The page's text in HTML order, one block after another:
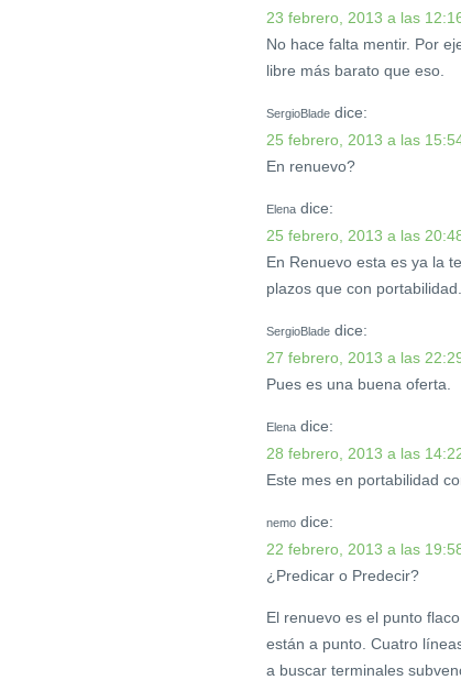
23 febrero, 2013 a las
No hace falta mentir. Por
libre más barato que eso.
SergioBlade dice:
25 febrero, 2013 a las
En renuevo?
Elena dice:
25 febrero, 2013 a las
En Renuevo esta es ya la
plazos que con portabilidad.
SergioBlade dice:
27 febrero, 2013 a las
Pues es una buena oferta.
Elena dice:
28 febrero, 2013 a las
Este mes en portabilidad
nemo dice:
22 febrero, 2013 a las
¿Predicar o Predecir?
El renuevo es el punto
están a punto. Cuatro
a buscar terminales